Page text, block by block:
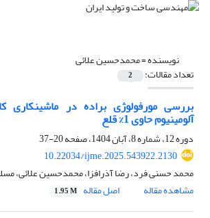
نویسنده =محمدحسین علائی
تعداد مقالات: 2
بررسی مورفولوژی براده در ماشینکاری
آلومینیوم حاوی 1% قلع
دوره 12، شماره 8، آبان 1404، صفحه
20-37
10.22034/ijme.2025.543922.2130
محمد حسنی فرد، رضا آذرافزا، محمدحسین علائی،
مشاهده مقاله
اصل مقاله 1.95 M